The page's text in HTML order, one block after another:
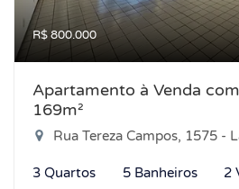
R$ 800.000
Apartamento à Venda
169m²
Rua Tereza Campos, 1575 -
3 Quartos 5 Banheiros 2